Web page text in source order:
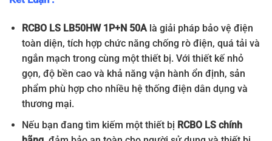
RCBO LS LB50HW 1P+N 50Alà giải pháp bảo vệ điện
toàn diện, tích hợp chức năng chống rò điện, quá tải và
ngắn mạch trong cùng một thiết bị. Với thiết kế nhỏ
gọn, độ bền cao và khả năng vận hành ổn định, sản
phẩm phù hợp cho nhiều hệ thống điện dân dụng và
thương mại.
Nếu bạn đang tìm kiếm một thiết bị RCBO LS chính